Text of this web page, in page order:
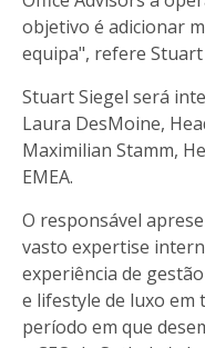
objetivo é adicionar
equipa", refere Stuart
Stuart Siegel será
Laura DesMoine,
Maximilian Stamm,
EMEA.
O responsável
vasto expertise
experiência de
e lifestyle de luxo em
período em que